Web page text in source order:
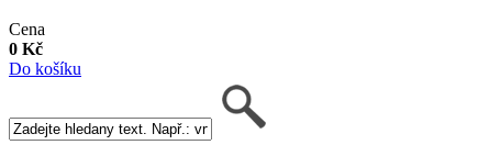
Cena
0 Kč
Do košíku